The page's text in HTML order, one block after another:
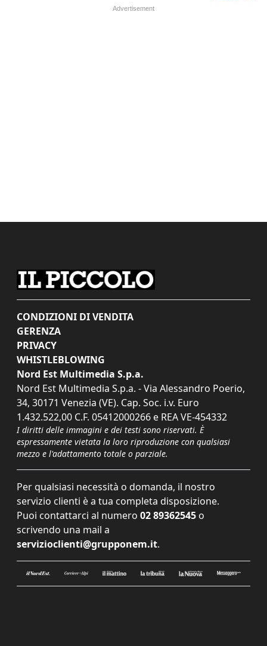
CONDIZIONI DI VENDITA
GERENZA
PRIVACY
WHISTLEBLOWING
Nord Est Multimedia S.p.a.
Nord Est Multimedia S.p.a. - Via Alessandro Poerio,
34, 30171 Venezia (VE). Cap. Soc. i.v. Euro
1.432.522,00 C.F. 05412000266 e REA VE-454332
I diritti delle immagini e dei testi sono riservati. È
espressamente vietata la loro riproduzione con qualsiasi
mezzo e l'adattamento totale o parziale.
Per qualsiasi necessità o domanda, il nostro
servizio clienti è a tua completa disposizione.
Puoi contattarci al numero 02 89362545 o
scrivendo una mail a
servizioclienti@grupponem.it.